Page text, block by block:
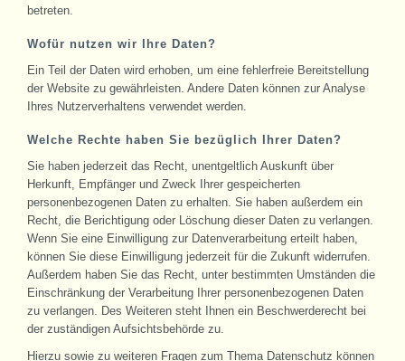
betreten.
Wofür nutzen wir Ihre Daten?
Ein Teil der Daten wird erhoben, um eine fehlerfreie Bereitstellung
der Website zu gewährleisten. Andere Daten können zur Analyse
Ihres Nutzerverhaltens verwendet werden.
Welche Rechte haben Sie bezüglich Ihrer Daten?
Sie haben jederzeit das Recht, unentgeltlich Auskunft über
Herkunft, Empfänger und Zweck Ihrer gespeicherten
personenbezogenen Daten zu erhalten. Sie haben außerdem ein
Recht, die Berichtigung oder Löschung dieser Daten zu verlangen.
Wenn Sie eine Einwilligung zur Datenverarbeitung erteilt haben,
können Sie diese Einwilligung jederzeit für die Zukunft widerrufen.
Außerdem haben Sie das Recht, unter bestimmten Umständen die
Einschränkung der Verarbeitung Ihrer personenbezogenen Daten
zu verlangen. Des Weiteren steht Ihnen ein Beschwerderecht bei
der zuständigen Aufsichtsbehörde zu.
Hierzu sowie zu weiteren Fragen zum Thema Datenschutz können